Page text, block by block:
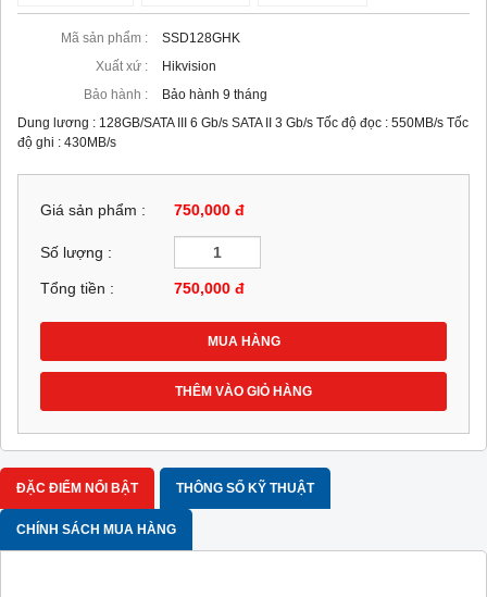
Mã sản phẩm :
SSD128GHK
Xuất xứ :
Hikvision
Bảo hành :
Bảo hành 9 tháng
Dung lương : 128GB/SATA III 6 Gb/s SATA II 3 Gb/s Tốc độ đọc : 550MB/s Tốc
độ ghi : 430MB/s
Giá sản phẩm : 750,000 đ
Số lượng :
Tổng tiền : 750,000 đ
MUA HÀNG
THÊM VÀO GIỎ HÀNG
ĐẶC ĐIỂM NỔI BẬT THÔNG SỐ KỸ THUẬT
CHÍNH SÁCH MUA HÀNG